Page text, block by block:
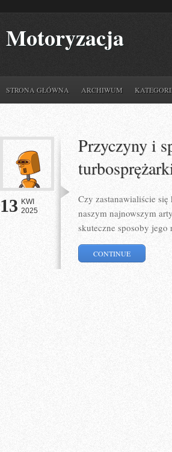
Motoryzacja
STRONA GŁÓWNA ARCHIWUM
13 KWI
2025
Przyczyny i
Czy zastanawialiście
naszym najnowszym
skuteczne sposoby
CONTINUE